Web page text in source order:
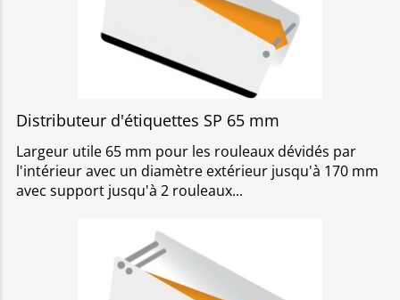
Distributeur d'étiquettes SP 65 mm
Largeur utile 65 mm pour les rouleaux dévidés par
l'intérieur avec un diamètre extérieur jusqu'à 170 mm
avec support jusqu'à 2 rouleaux